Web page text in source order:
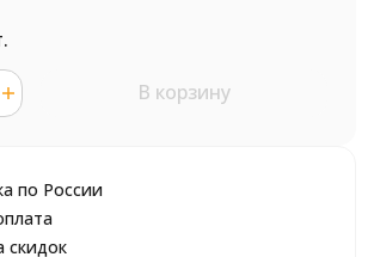
В корзину
по России
скидок